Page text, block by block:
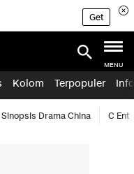
Get
MENU
Kolom Terpopuler
Sinopsis Drama China C Ent